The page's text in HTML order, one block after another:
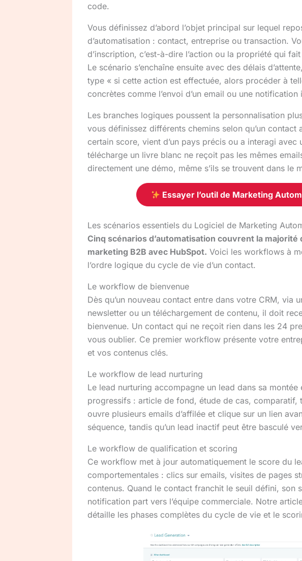
code.
Vous définissez d’abord l’objet principal sur lequel
d’automatisation : contact, entreprise ou transaction.
d’inscription, c’est-à-dire l’action ou la propriété qui
Le scénario s’enchaîne ensuite avec des délais
type « si cette action est effectuée, alors procéder à
concrètes comme l’envoi d’un email ou une notification
Les branches logiques poussent la personnalisation
vous définissez différents chemins selon qu’un contact
certain score, vient d’un pays précis ou a interagi
télécharge un livre blanc ne reçoit pas les mêmes
directement une démo, même s’ils se trouvent dans le
Essayer l’outil de Marketing
Les scénarios essentiels du Logiciel de Marketing
Cinq scénarios d’automatisation couvrent la majorité
marketing B2B avec HubSpot. Voici les workflows à
l’ordre logique du cycle de vie d’un contact.
Le workflow de bienvenue
Dès qu’un nouveau contact entre dans votre CRM, via
newsletter ou un téléchargement de contenu, il doit
bienvenue. Un contact qui ne reçoit rien dans les 24
vous oublier. Ce premier workflow présente votre
et vos contenus clés.
Le workflow de lead nurturing
Le lead nurturing accompagne un lead dans sa
progressifs : article de fond, étude de cas, comparatif,
ouvre plusieurs emails d’affilée et clique sur un lien
séquence, tandis qu’un lead inactif peut être basculé
Le workflow de qualification et scoring
Ce workflow met à jour automatiquement le score du
comportementales : clics sur emails, visites de pages
contenus. Quand le contact franchit le seuil défini, son
notification part vers l’équipe commerciale. Notre
détaille les phases complètes du cycle de vie et le